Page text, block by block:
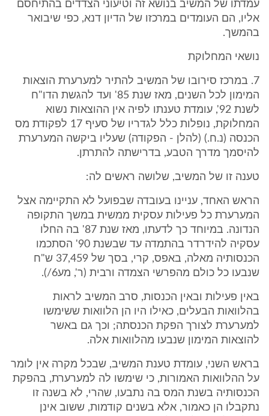
עמדתו של המשיב בנושא זה וטיעוני הצדדים בהתיחסם
אליו, הם העומדים במרכזו של הדיון דנא, כפי שיבואר
בהמשך.
נושאי המחלוקת
7. במרכז סירובו של המשיב להתיר למערערת הוצאות
המימון לכל השנים, מאז שנת 85' ועד להגשת הדו"ח
לשנת 92', עומדת טענתו לפיה אין ההוצאות נשוא
המחלוקת, נופלות כלל לגדריו של סעיף 17 לפקודת מס
הכנסה (נ.ח.) (להלן - הפקודה) שעליו ביקשה המערערת
להיסמך מדרך הטבע, בדרישתה להתרתן.
טענה זו של המשיב, שלושה ראשים לה:
הראש האחד, עניינו בעובדה שבפועל לא התקיימה אצל
המערערת כל פעילות עסקית ממשית במשך התקופה
הנדונה. במיוחד כך לדעתו, מאז שנת 87' בה החלו
עסקיה להידרדר בהתמדה עד שבשנת 90' הסתכמו
הכנסותיה מאלה, באפס, קרי, בסך של 37,459 ש"ח
שנבעו כל כולם מהפרשי הצמדה ורבית (ר', מע6/).
באין פעילות ובאין הכנסות, סרב המשיב לראות
בהלוואות הבעלים, כאילו היו הן הלוואות ששימשו
למערערת לצורך הפקת הכנסתה; וכך גם באשר
להוצאות המימון שנבעו מהלוואות אלה.
בראש השני, עומדת טענת המשיב, שבכל מקרה אין לומר
על ההלוואות האמורות, כי שימשו לה למערערת, בהפקת
הכנסותיה בשנת המס בה נתבעו, שהרי, לא בשנה זו
נתקבלו הן כאמור, אלא בשנים קודמות, ששוב אינן